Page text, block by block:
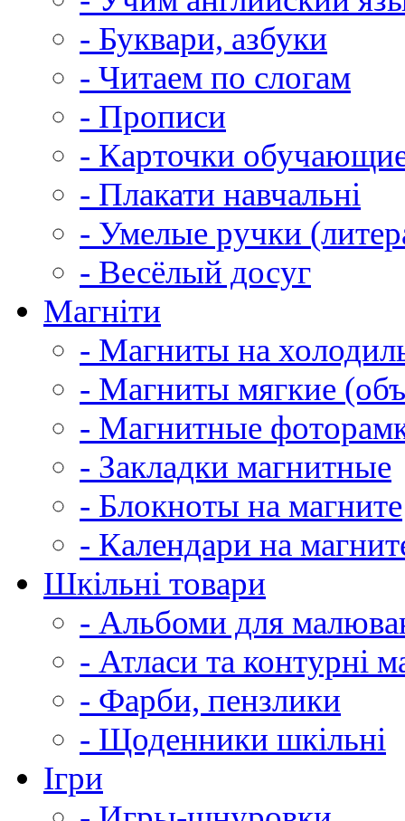
- Буквари, азбуки
- Читаем по слогам
- Прописи
- Карточки
- Плакати навчальні
- Умелые ручки
- Весёлый досуг
Магніти
- Магниты на
- Магниты мягкие
- Магнитные
- Закладки магнитные
- Блокноты на магните
- Календари на
Шкільні товари
- Альбоми для
- Атласи та контурні
- Фарби, пензлики
- Щоденники шкільні
Ігри